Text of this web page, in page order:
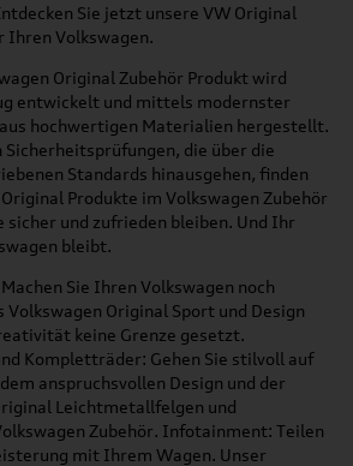
Sie jetzt unsere VW Original
Ihren Volkswagen.
Original Zubehör Produkt wird
entwickelt und mittels modernster
hochwertigen Materialien hergestellt.
die über die
Standards hinausgehen, finden
Produkte im Volkswagen Zubehör
und zufrieden bleiben. Und Ihr
bleibt.
Machen Sie Ihren Volkswagen noch
Original Sport und Design
keine Grenze gesetzt.
Kompletträder: Gehen Sie stilvoll auf
anspruchsvollen Design und der
Leichtmetallfelgen und
Zubehör. Infotainment: Teilen
mit Ihrem Wagen. Unser